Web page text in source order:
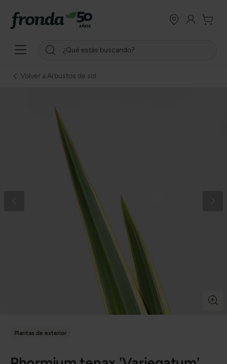
Volver a Arbustos de sol
Plantas de exterior